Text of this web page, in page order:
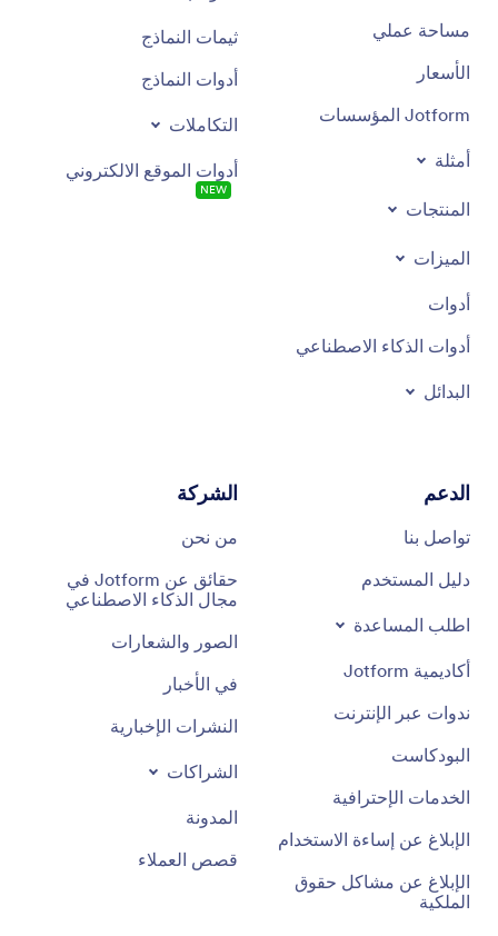
مساحة عملي
الأسعار
Jotform المؤسسات
أمثلة
المنتجات
الميزات
أدوات
أدوات الذكاء الاصطناعي
البدائل
ثيمات النماذج
أدوات النماذج
التكاملات
أدوات الموقع الالكتروني
NEW
الدعم
تواصل بنا
دليل المستخدم
اطلب المساعدة
أكاديمية Jotform
ندوات عبر الإنترنت
البودكاست
الخدمات الإحترافية
الإبلاغ عن إساءة الاستخدام
الإبلاغ عن مشاكل حقوق
الملكية
الشركة
من نحن
حقائق عن Jotform في
مجال الذكاء الاصطناعي
الصور والشعارات
في الأخبار
النشرات الإخبارية
الشراكات
المدونة
قصص العملاء